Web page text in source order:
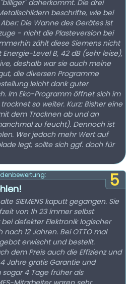
daherkommt. Die drei
beschrifte, wie bei
Die Wanne des Gerätes ist
- nicht die Plasteversion bei
zählt diese Siemens nicht
Level B, 42 dB (sehr leise),
deshalb war sie auch meine
die diversen Programme
leicht dank guter
Im Eko-Programm öffnet sich im
so weiter. Kurz: Bisher eine
dem Trocknen ab und an
zu feucht). Dennoch ist
Wer jedoch mehr Wert auf
legt, sollte sich ggf. doch für
5
SIEMENS kaputt gegangen. Sie
von 1h 23 immer selbst
defekter Elektronik logischer
12 Jahren. Bei OTTO mal
erwischt und bestellt.
dem Preis auch die Effizienz und
Jahre gratis Garantie und
sogar 4 Tage früher als